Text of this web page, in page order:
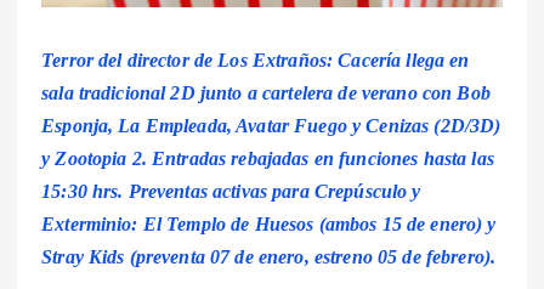
Terror del director de Los Extraños: Cacería llega en
sala tradicional 2D junto a cartelera de verano con Bob
Esponja, La Empleada, Avatar Fuego y Cenizas (2D/3D)
y Zootopia 2. Entradas rebajadas en funciones hasta las
15:30 hrs. Preventas activas para Crepúsculo y
Exterminio: El Templo de Huesos (ambos 15 de enero) y
Stray Kids (preventa 07 de enero, estreno 05 de febrero).